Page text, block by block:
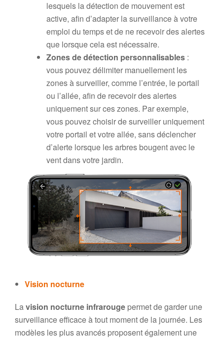
lesquels la détection de mouvement est
active, afin d’adapter la surveillance à votre
emploi du temps et de ne recevoir des alertes
que lorsque cela est nécessaire.
Zones de détection personnalisables :
vous pouvez délimiter manuellement les
zones à surveiller, comme l’entrée, le portail
ou l’allée, afin de recevoir des alertes
uniquement sur ces zones. Par exemple,
vous pouvez choisir de surveiller uniquement
votre portail et votre allée, sans déclencher
d’alerte lorsque les arbres bougent avec le
vent dans votre jardin.
Vision nocturne
Lavision nocturne infrarouge permet de garder une
surveillance efficace à tout moment de la journée. Les
modèles les plus avancés proposent également une